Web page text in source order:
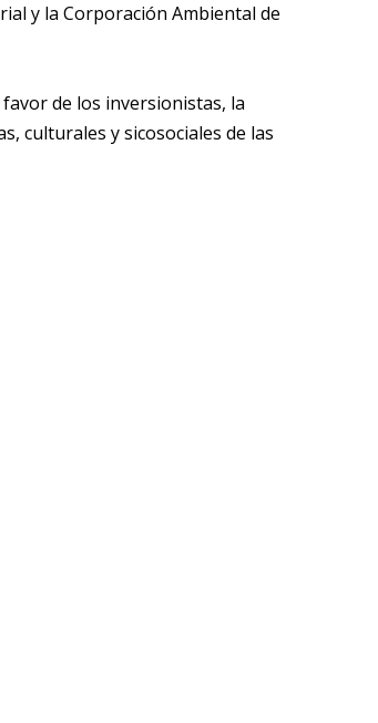
y la Corporación Ambiental de
de los inversionistas, la
culturales y sicosociales de las